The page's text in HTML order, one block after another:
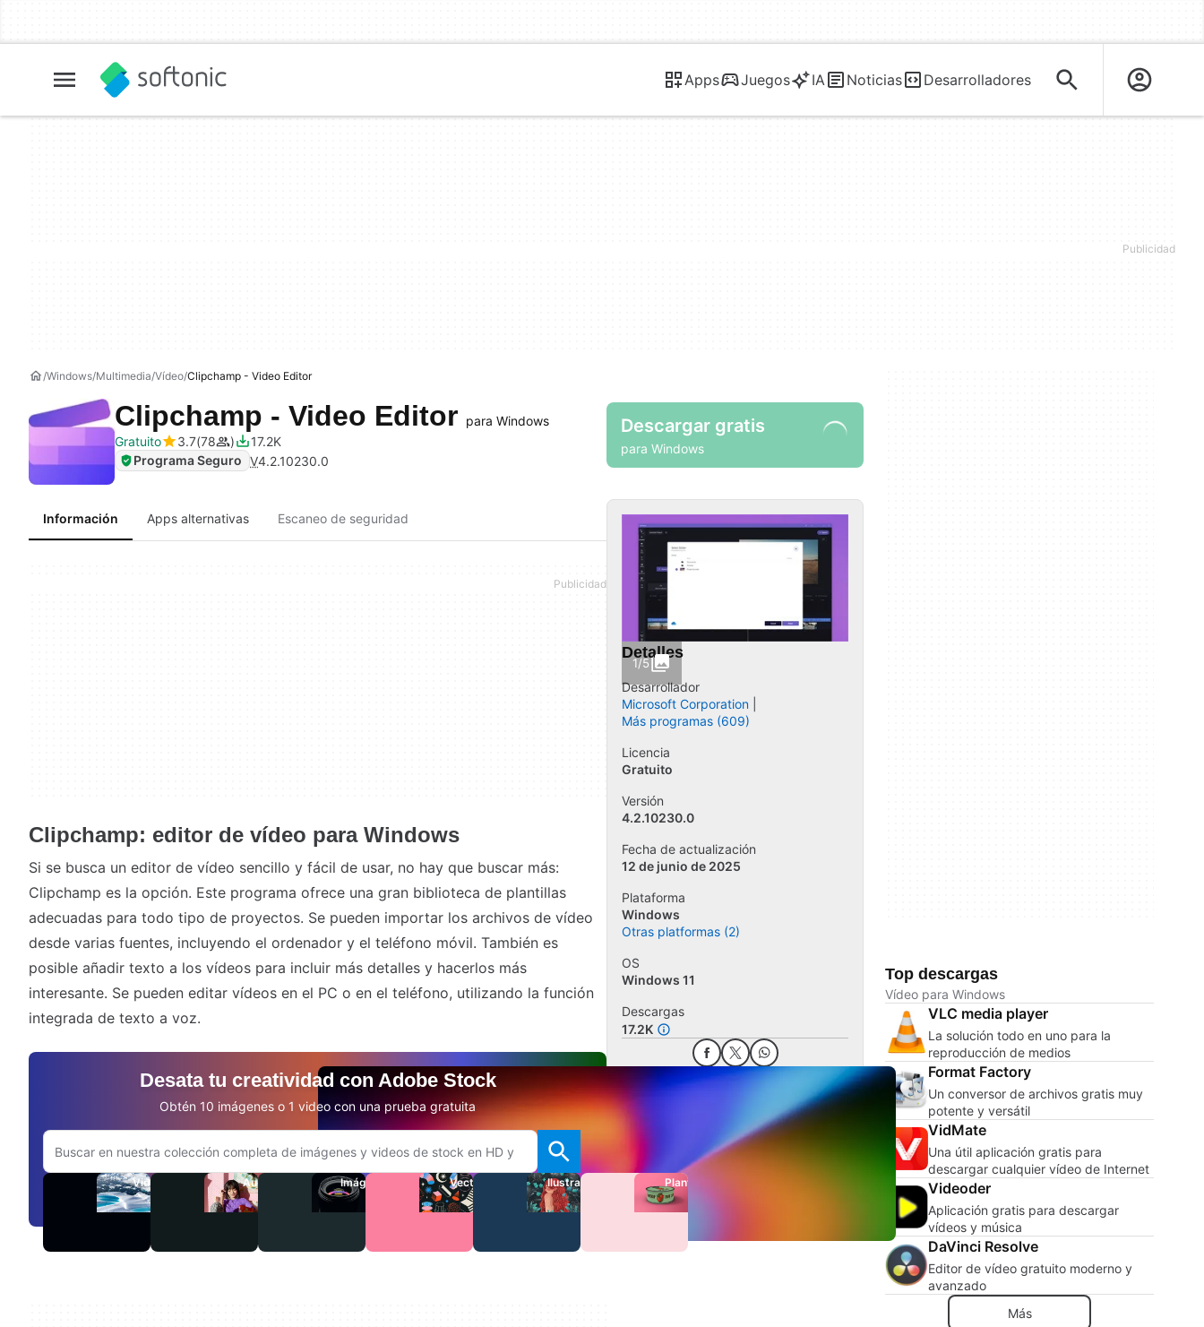
Apps Juegos IA Noticias Desarrolladores
Windows Multimedia Vídeo Clipchamp - Video Editor
Clipchamp - Video Editor para Windows
Gratuito
3.7 78
17.2K
Programa Seguro V4.2.10230.0
Descargar gratis
para Windows
Información Apps alternativas Escaneo de seguridad
Clipchamp: editor de vídeo para Windows
Si se busca un editor de vídeo sencillo y fácil de usar, no hay que buscar más:
Clipchamp es la opción. Este programa ofrece una gran biblioteca de plantillas
adecuadas para todo tipo de proyectos. Se pueden importar los archivos de vídeo
desde varias fuentes, incluyendo el ordenador y el teléfono móvil. También es
posible añadir texto a los vídeos para incluir más detalles y hacerlos más
interesante. Se pueden editar vídeos en el PC o en el teléfono, utilizando la función
integrada de texto a voz.
Desata tu creatividad con Adobe Stock
Obtén 10 imágenes o 1 video con una prueba gratuita
Buscar en el sitio web de Adobe.com
Videos Audio Imágenes Vectores Ilustraciones Plantillas
1/5
Detalles
Desarrollador
Microsoft Corporation
Más programas (609)
Licencia
Gratuito
Versión
4.2.10230.0
Fecha de actualización
12 de junio de 2025
Plataforma
Windows
Otras platformas (2)
OS
Windows 11
Descargas
17.2K
Agregar reseña
Apps alternativas
Top descargas
Vídeo para Windows
VLC media player
La solución todo en uno para la
reproducción de medios
Format Factory
Un conversor de archivos gratis muy
potente y versátil
VidMate
Una útil aplicación gratis para
descargar cualquier vídeo de Internet
Videoder
Aplicación gratis para descargar
vídeos y música
DaVinci Resolve
Editor de vídeo gratuito moderno y
avanzado
Más